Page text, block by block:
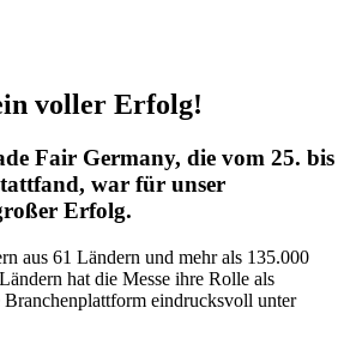
voller Erfolg!
Fair Germany, die vom 25. bis
war für unser
Erfolg.
aus 61 Ländern und mehr als 135.000
hat die Messe ihre Rolle als
eindrucksvoll unter